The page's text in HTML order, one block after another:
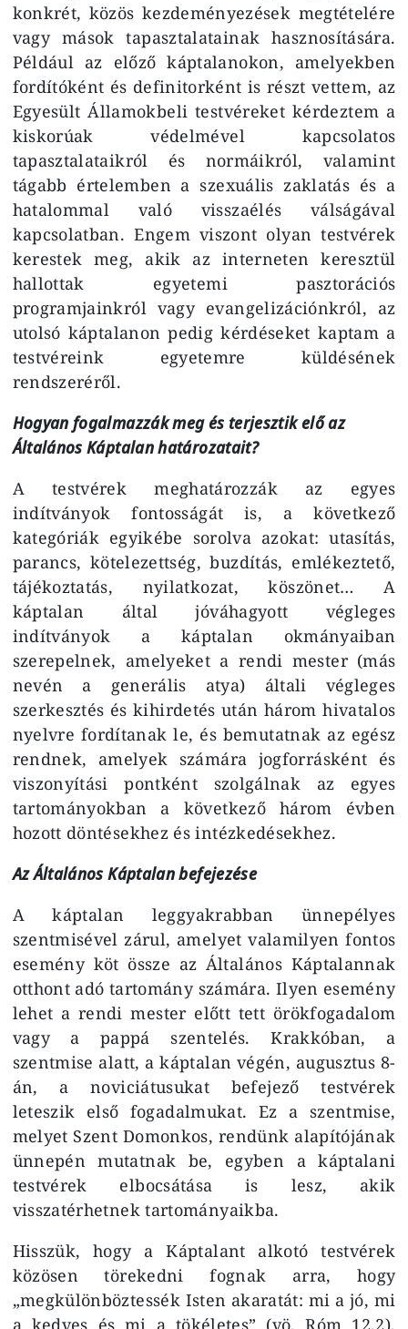
konkrét, közös kezdeményezések megtételére
vagy mások tapasztalatainak hasznosítására.
Például az előző káptalanokon, amelyekben
fordítóként és definitorként is részt vettem, az
Egyesült Államokbeli testvéreket kérdeztem a
kiskorúak védelmével kapcsolatos
tapasztalataikról és normáikról, valamint
tágabb értelemben a szexuális zaklatás és a
hatalommal való visszaélés válságával
kapcsolatban. Engem viszont olyan testvérek
kerestek meg, akik az interneten keresztül
hallottak egyetemi pasztorációs
programjainkról vagy evangelizációnkról, az
utolsó káptalanon pedig kérdéseket kaptam a
testvéreink egyetemre küldésének
rendszeréről.
Hogyan fogalmazzák meg és terjesztik elő az
Általános Káptalan határozatait?
A testvérek meghatározzák az egyes
indítványok fontosságát is, a következő
kategóriák egyikébe sorolva azokat: utasítás,
parancs, kötelezettség, buzdítás, emlékeztető,
tájékoztatás, nyilatkozat, köszönet… A
káptalan által jóváhagyott végleges
indítványok a káptalan okmányaiban
szerepelnek, amelyeket a rendi mester (más
nevén a generális atya) általi végleges
szerkesztés és kihirdetés után három hivatalos
nyelvre fordítanak le, és bemutatnak az egész
rendnek, amelyek számára jogforrásként és
viszonyítási pontként szolgálnak az egyes
tartományokban a következő három évben
hozott döntésekhez és intézkedésekhez.
Az Általános Káptalan befejezése
A káptalan leggyakrabban ünnepélyes
szentmisével zárul, amelyet valamilyen fontos
esemény köt össze az Általános Káptalannak
otthont adó tartomány számára. Ilyen esemény
lehet a rendi mester előtt tett örökfogadalom
vagy a pappá szentelés. Krakkóban, a
szentmise alatt, a káptalan végén, augusztus 8-
án, a noviciátusukat befejező testvérek
leteszik első fogadalmukat. Ez a szentmise,
melyet Szent Domonkos, rendünk alapítójának
ünnepén mutatnak be, egyben a káptalani
testvérek elbocsátása is lesz, akik
visszatérhetnek tartományaikba.
Hisszük, hogy a Káptalant alkotó testvérek
közösen törekedni fognak arra, hogy
„megkülönböztessék Isten akaratát: mi a jó, mi
a kedves és mi a tökéletes” (vö. Róm 12,2),